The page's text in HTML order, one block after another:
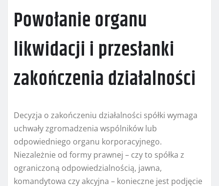
Powołanie organu
likwidacji i przesłanki
zakończenia działalności
Decyzja o zakończeniu działalności spółki wymaga
uchwały zgromadzenia wspólników lub
odpowiedniego organu korporacyjnego.
Niezależnie od formy prawnej – czy to spółka z
ograniczoną odpowiedzialnością, jawna,
komandytowa czy akcyjna – konieczne jest podjęcie